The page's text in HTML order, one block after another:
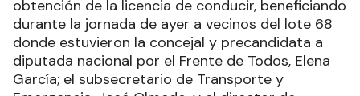
obtención de la licencia de conducir, beneficiando
durante la jornada de ayer a vecinos del lote 68
donde estuvieron la concejal y precandidata a
diputada nacional por el Frente de Todos, Elena
García; el subsecretario de Transporte y